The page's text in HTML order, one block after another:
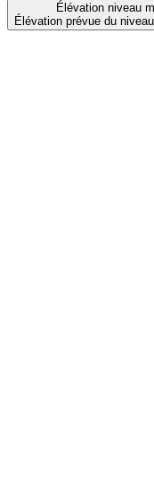
Élévation niveau
Élévation prévue du